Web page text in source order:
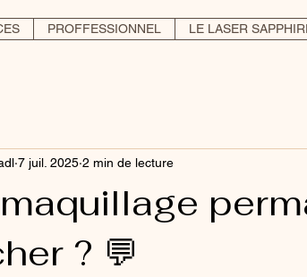
PROFFESSIONNEL LE LASER
maquillage
? 💬
7 juil. 2025 2 min de lecture